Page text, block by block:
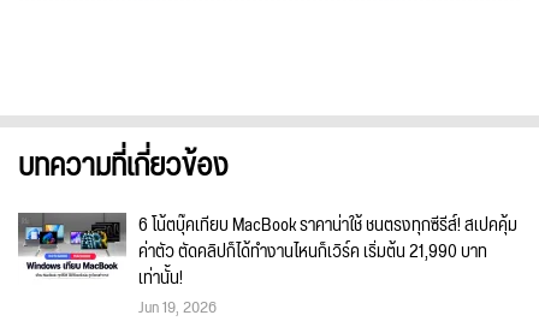
บทความที่เกี่ยวข้อง
6 โน้ตบุ๊คเทียบ MacBook ราคาน่าใช้ ชนตรงทุกซีรีส์! สเปคคุ้ม
ค่าตัว ตัดคลิปก็ได้ทำงานไหนก็เวิร์ค เริ่มต้น 21,990 บาท
เท่านั้น!
Jun 19, 2026